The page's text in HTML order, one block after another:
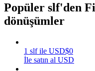
Popüler slf'den
dönüşümler
1 slf ile USD$0
İle satın al USD